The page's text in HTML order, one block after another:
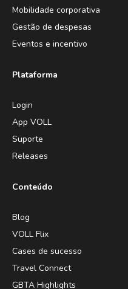
Mobilidade corporativa
Gestão de despesas
Eventos e incentivo
Plataforma
Login
App VOLL
Suporte
Releases
Conteúdo
Blog
VOLL Flix
Cases de sucesso
Travel Connect
GBTA Highlights